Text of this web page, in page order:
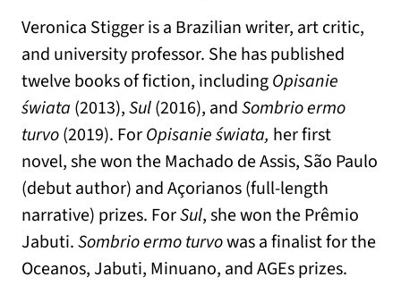
Veronica Stigger is a Brazilian writer, art critic,
and university professor. She has published
twelve books of fiction, includingOpisanie
świata (2013),Sul(2016), andSombrio ermo
turvo(2019). ForOpisanie świata, her first
novel, she won the Machado de Assis, São Paulo
(debut author) and Açorianos (full-length
narrative) prizes. ForSul, she won the Prêmio
Jabuti.Sombrio ermo turvowas a finalist for the
Oceanos, Jabuti, Minuano, and AGEs prizes.